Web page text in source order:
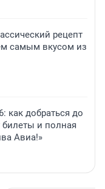
рецепт
самым вкусом из
добраться до
билеты и полная
Авиа!»